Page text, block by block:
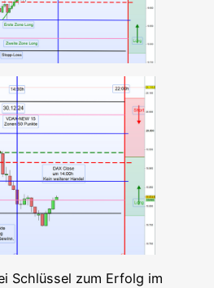
Schlüs­sel zum Erfolg im